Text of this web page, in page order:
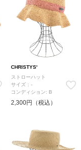
CHRISTYS'
ストローハット
サイズ：-
コンディション: B
2,300円（税込）